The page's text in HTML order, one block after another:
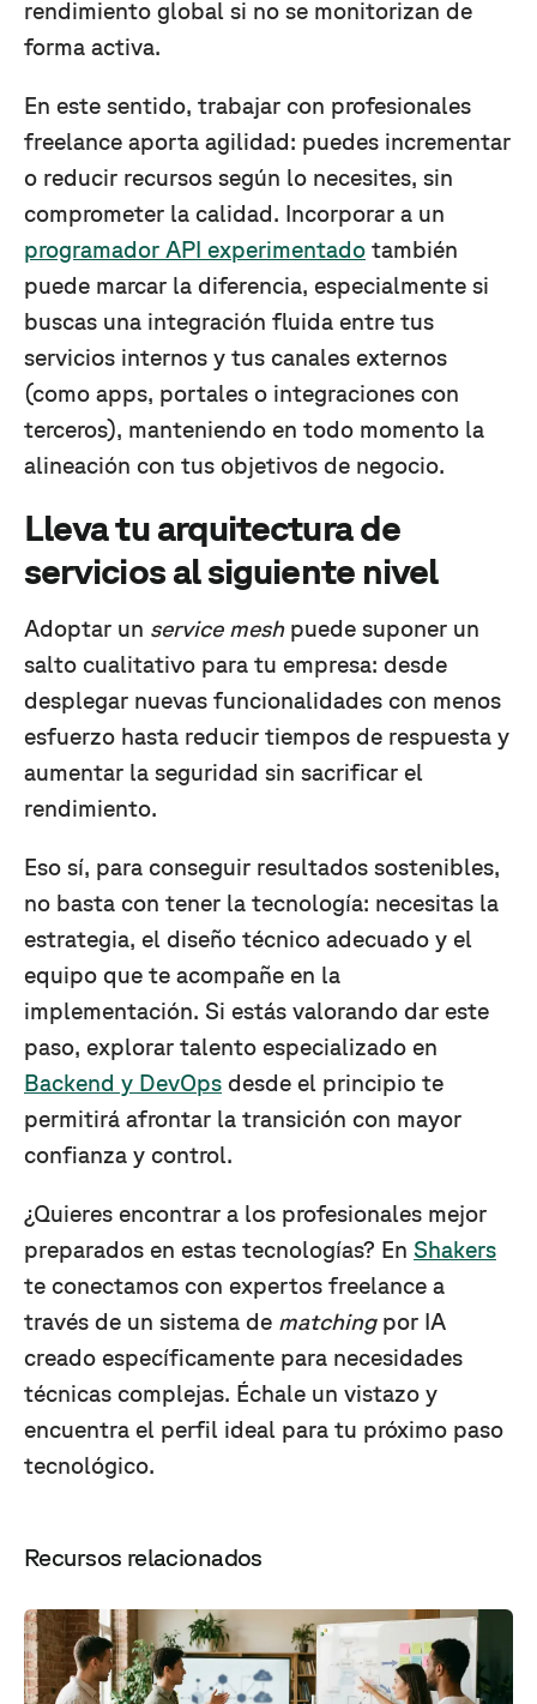
rendimiento global si no se monitorizan de
forma activa.
En este sentido, trabajar con profesionales
freelance aporta agilidad: puedes incrementar
o reducir recursos según lo necesites, sin
comprometer la calidad. Incorporar a un
programador API experimentado también
puede marcar la diferencia, especialmente si
buscas una integración fluida entre tus
servicios internos y tus canales externos
(como apps, portales o integraciones con
terceros), manteniendo en todo momento la
alineación con tus objetivos de negocio.
Lleva tu arquitectura de
servicios al siguiente nivel
Adoptar un service meshpuede suponer un
salto cualitativo para tu empresa: desde
desplegar nuevas funcionalidades con menos
esfuerzo hasta reducir tiempos de respuesta y
aumentar la seguridad sin sacrificar el
rendimiento.
Eso sí, para conseguir resultados sostenibles,
no basta con tener la tecnología: necesitas la
estrategia, el diseño técnico adecuado y el
equipo que te acompañe en la
implementación. Si estás valorando dar este
paso, explorar talento especializado en
Backend y DevOps desde el principio te
permitirá afrontar la transición con mayor
confianza y control.
¿Quieres encontrar a los profesionales mejor
preparados en estas tecnologías? En Shakers
te conectamos con expertos freelance a
través de un sistema de matchingpor IA
creado específicamente para necesidades
técnicas complejas. Échale un vistazo y
encuentra el perfil ideal para tu próximo paso
tecnológico.
Recursos relacionados